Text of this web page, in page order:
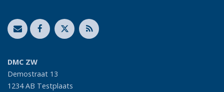
DMC ZW
Demostraat 13
1234 AB Testplaats